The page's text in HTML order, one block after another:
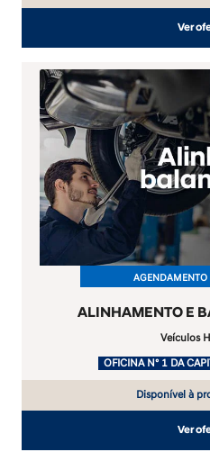
Ver
ALINHAMENTO E
AGENDAMENTO
Veículos
OFICINA Nº 1 DA
Disponível à
Ver